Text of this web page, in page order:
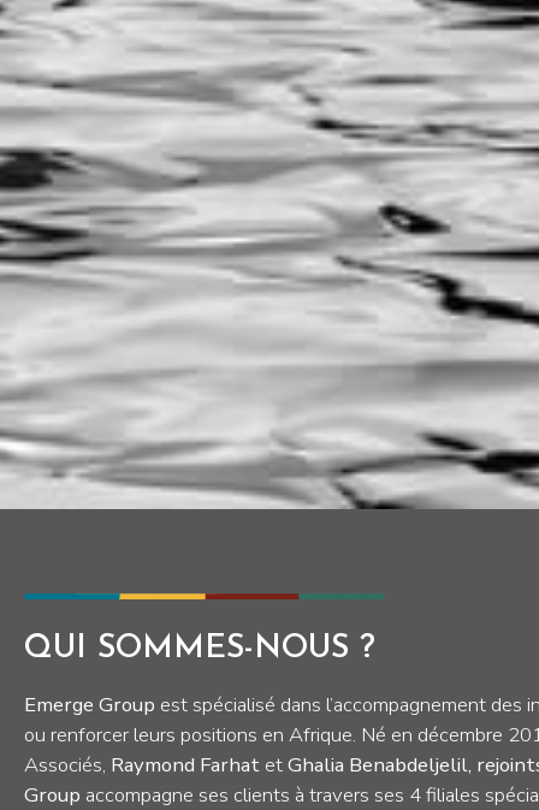
QUI SOMMES-NOUS ?
Emerge Group est spécialisé dans l’accompagnement
ou renforcer leurs positions en Afrique. Né en décembre
Associés, Raymond Farhat etGhalia Benabdeljelil,
Group accompagne ses clients à travers ses 4 filiales